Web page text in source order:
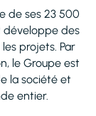
de ses 23 500
développe des
projets. Par
le Groupe est
la société et
entier.